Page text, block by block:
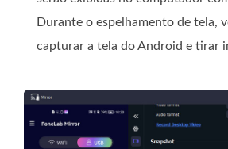
Durante o espelhamento de tela,
capturar a tela do Android e tirar